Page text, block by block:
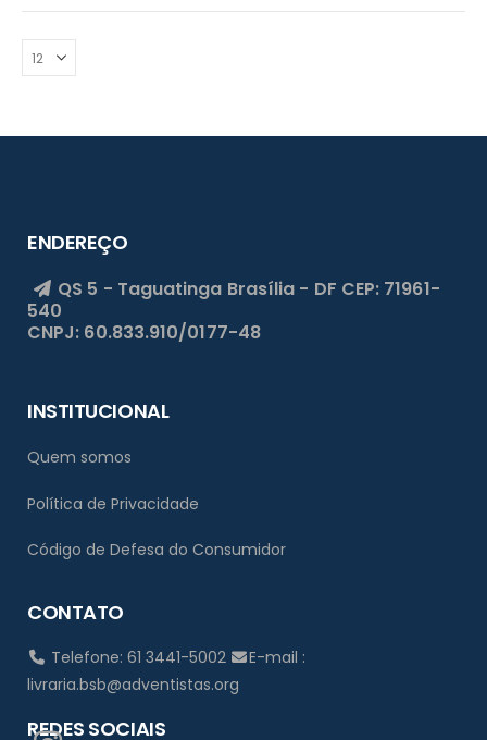
ENDEREÇO
QS 5 - Taguatinga Brasília - DF CEP: 71961-
540
CNPJ: 60.833.910/0177-48
INSTITUCIONAL
Quem somos
Política de Privacidade
Código de Defesa do Consumidor
CONTATO
Telefone: 61 3441-5002
E-mail :
livraria.bsb@adventistas.org
REDES SOCIAIS